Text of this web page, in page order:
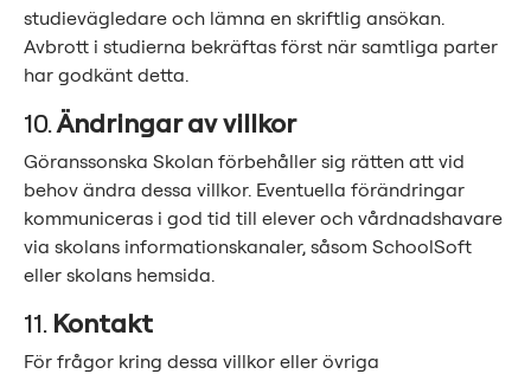
studievägledare och lämna en skriftlig ansökan.
Avbrott i studierna bekräftas först när samtliga parter
har godkänt detta.
10.Ändringar av villkor
Göranssonska Skolan förbehåller sig rätten att vid
behov ändra dessa villkor. Eventuella förändringar
kommuniceras i god tid till elever och vårdnadshavare
via skolans informationskanaler, såsom SchoolSoft
eller skolans hemsida.
11. Kontakt
För frågor kring dessa villkor eller övriga